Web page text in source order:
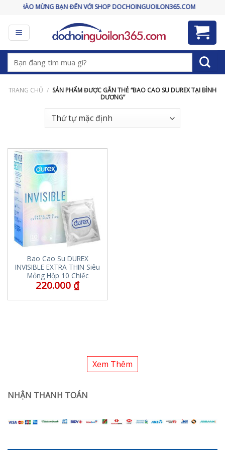
content
CHÀO MỪNG BẠN ĐẾN VỚI SHOP DOCHOINGUOILON365.COM
Tìm
kiếm:
TRANG CHỦ / SẢN PHẨM ĐƯỢC GẮN THẺ “BAO CAO SU DUREX TẠI BÌNH
DƯƠNG”
Bao Cao Su DUREX
INVISIBLE EXTRA THIN Siêu
Mỏng Hộp 10 Chiếc
220.000 ₫
Xem Thêm
NHẬN THANH TOÁN